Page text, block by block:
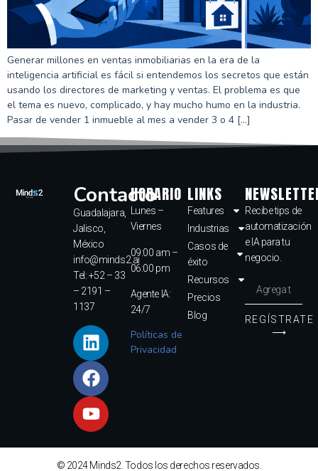
Generar millones en ventas inmobiliarias en la era de la
inteligencia artificial es fácil si entendemos los secretos que están
usando los directores de marketing y ventas. El problema es que
el tema es nuevo, complicado, y hay mucho humo en la industria.
Pasar de vender 1 inmueble al mes a vender 3 o 4 […]
Contacto
Guadalajara,
Jalisco,
México
info@minds2.ai
Tel: +52 – 33
– 2191 –
1137
HORARIO
Lunes –
Viernes
09:00 am –
06:00 pm
Agente IA:
24/7
Políticas de
Privacidad
LINKS
Features
Industrias
Casos de
éxito
Recursos
Precios
Blog
Recibe tips de
automatización
e IA para tu
negocio.
REGÍSTRATE
⟶
© 2024 Minds2. Todos los derechos reservados.